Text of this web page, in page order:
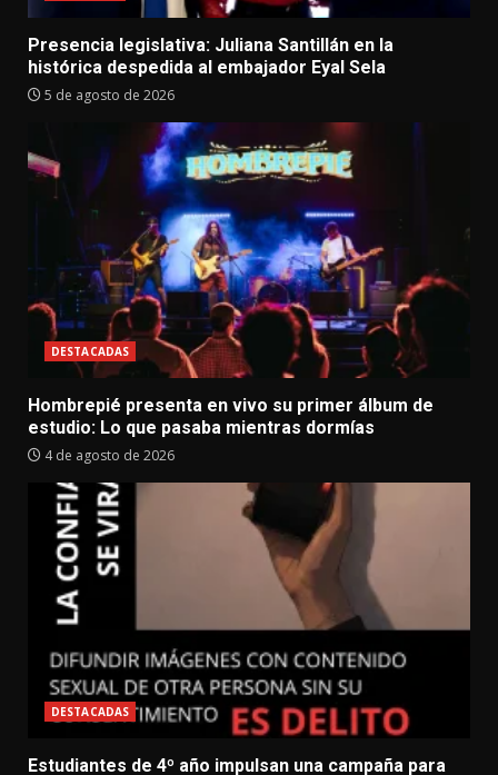
Presencia legislativa: Juliana Santillán en la
histórica despedida al embajador Eyal Sela
5 de agosto de 2026
DESTACADAS
Hombrepié presenta en vivo su primer álbum de
estudio: Lo que pasaba mientras dormías
4 de agosto de 2026
DESTACADAS
Estudiantes de 4º año impulsan una campaña para